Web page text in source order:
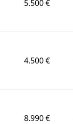
5.500 €
4.500 €
8.990 €